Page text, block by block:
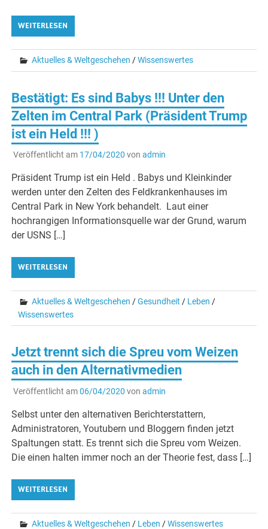
WEITERLESEN
Aktuelles & Weltgeschehen /Wissenswertes
Bestätigt: Es sind Babys !!! Unter den
Zelten im Central Park (Präsident Trump
ist ein Held !!! )
Veröffentlicht am 17/04/2020 von admin
Präsident Trump ist ein Held . Babys und Kleinkinder
werden unter den Zelten des Feldkrankenhauses im
Central Park in New York behandelt. Laut einer
hochrangigen Informationsquelle war der Grund, warum
der USNS […]
WEITERLESEN
Aktuelles & Weltgeschehen /Gesundheit / Leben /
Wissenswertes
Jetzt trennt sich die Spreu vom Weizen
auch in den Alternativmedien
Veröffentlicht am06/04/2020 von admin
Selbst unter den alternativen Berichterstattern,
Administratoren, Youtubern und Bloggern finden jetzt
Spaltungen statt. Es trennt sich die Spreu vom Weizen.
Die einen halten immer noch an der Theorie fest, dass […]
WEITERLESEN
Aktuelles & Weltgeschehen / Leben /Wissenswertes